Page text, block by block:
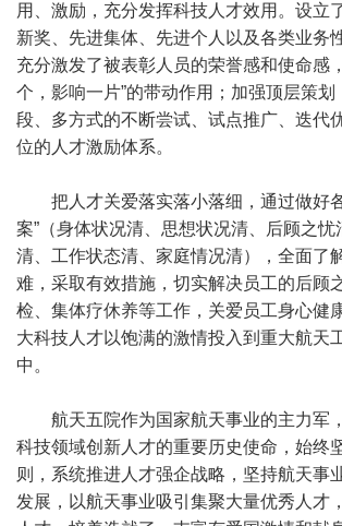
用、激励，充分发挥科技人才效用。设立
新奖、先进集体、先进个人以及各类业务
充分激发了被表彰人员的荣誉感和使命感
个，影响一片”的带动作用；加强顶层策
段、多方式的不断尝试、试点推广、迭代
位的人才激励体系。
把人才关爱落实落小落细，通过做好
案”（身体状况清、思想状况清、后顾之忧
清、工作状态清、家庭情况清），全面了
难，采取有效措施，切实解决员工的后顾
检、集体疗休养等工作，关爱员工身心健
大科技人才以饱满的激情投入到重大航天
中。
航天五院作为国家航天事业的主力军
科技领域创新人才的重要历史使命，始终
则，系统推进人才强企战略，坚持航天事
发展，以航天事业吸引集聚大量优秀人才